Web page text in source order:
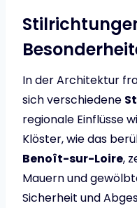
In der Architektur
sich verschiedene
regionale Einflüsse
Klöster, wie das
Benoît-sur-Loire,
Mauern und
Sicherheit und